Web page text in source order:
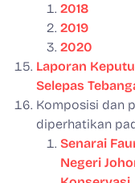
2018
2019
2020
Laporan
Selepas
Komposisi dan
diperhatikan
Senarai
Negeri